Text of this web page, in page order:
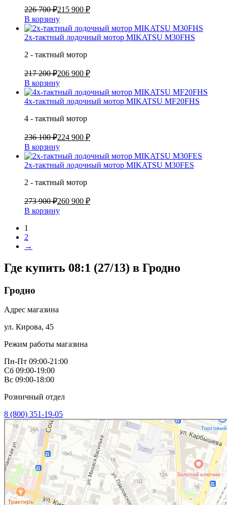
226 700 ₽215 900 ₽
В корзину
2х-тактный лодочный мотор MIKATSU M30FHS
2 - тактный мотор
217 200 ₽206 900 ₽
В корзину
4х-тактный лодочный мотор MIKATSU MF20FHS
4 - тактный мотор
236 100 ₽224 900 ₽
В корзину
2х-тактный лодочный мотор MIKATSU M30FES
2 - тактный мотор
273 900 ₽260 900 ₽
В корзину
1
2
→
Где купить 08:1 (27/13) в Гродно
Гродно
Адрес магазина
ул. Кирова, 45
Режим работы магазина
Пн-Пт 09:00-21:00
Сб 09:00-19:00
Вс 09:00-18:00
Розничный отдел
8 (800) 351-19-05